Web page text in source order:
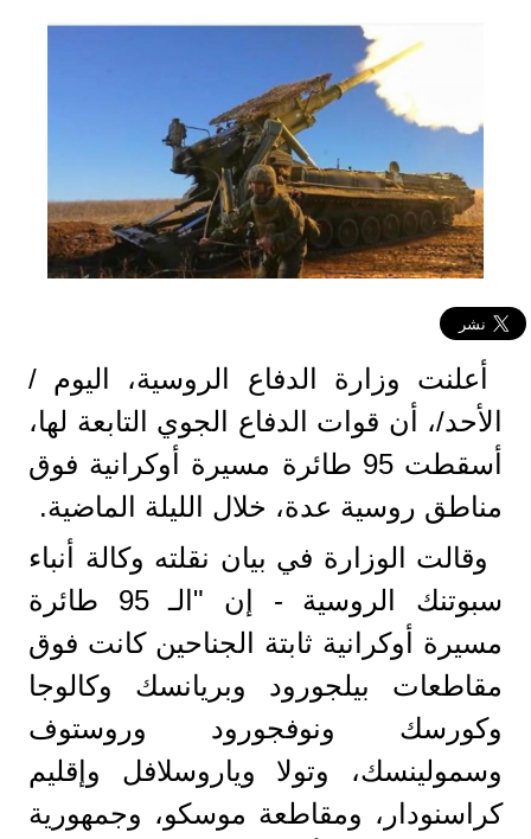
أعلنت وزارة الدفاع الروسية، اليوم /
الأحد/، أن قوات الدفاع الجوي التابعة لها،
أسقطت 95 طائرة مسيرة أوكرانية فوق
مناطق روسية عدة، خلال الليلة الماضية.
وقالت الوزارة في بيان نقلته وكالة أنباء
سبوتنك الروسية - إن "الـ 95 طائرة
مسيرة أوكرانية ثابتة الجناحين كانت فوق
مقاطعات بيلجورود وبريانسك وكالوجا
وكورسك ونوفجورود وروستوف
وسمولينسك، وتولا وياروسلافل وإقليم
كراسنودار، ومقاطعة موسكو، وجمهورية